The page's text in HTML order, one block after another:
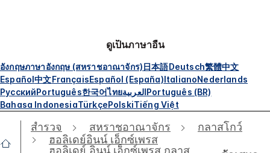
ดูเป็นภาษาอื่น
อังกฤษภาษาอังกฤษ (สหราชอาณาจักร)日本語Deutsch繁體中文
Español中文FrançaisEspañol (España)ItalianoNederlands
РусскийPortuguês한국어ไทยالعربيةPortuguês (BR)
Bahasa IndonesiaTürkçePolskiTiếng Việt
สำรวจ สหราชอาณาจักร
กลาสโกว์
ฮอลิเดย์อินน์ เอ็กซ์เพรส
ฮอลิเดย์ อินน์ เอ็กซ์เพรส กลาส